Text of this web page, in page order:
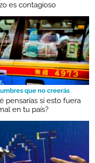
es contagioso
que no creerás
pensarías si esto fuera
en tu país?